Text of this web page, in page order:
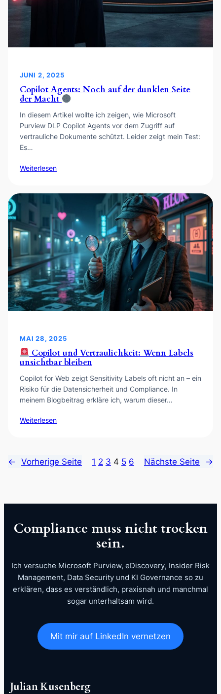
JUNI 2, 2025
Copilot Agents: Noch auf der dunklen Seite
der Macht
In diesem Artikel wollte ich zeigen, wie Microsoft
Purview DLP Copilot Agents vor dem Zugriff auf
vertrauliche Dokumente schützt. Leider zeigt mein Test:
Es…
Weiterlesen
MAI 28, 2025
Copilot und Vertraulichkeit: Wenn Labels
unsichtbar bleiben
Copilot for Web zeigt Sensitivity Labels oft nicht an – ein
Risiko für die Datensicherheit und Compliance. In
meinem Blogbeitrag erkläre ich, warum dieser…
Weiterlesen
← Vorherige Seite 1 2 3 4 5 6 Nächste Seite →
Compliance muss nicht trocken
sein.
Ich versuche Microsoft Purview, eDiscovery, Insider Risk
Management, Data Security und KI Governance so zu
erklären, dass es verständlich, praxisnah und manchmal
sogar unterhaltsam wird.
Mit mir auf LinkedIn vernetzen
Julian Kusenberg